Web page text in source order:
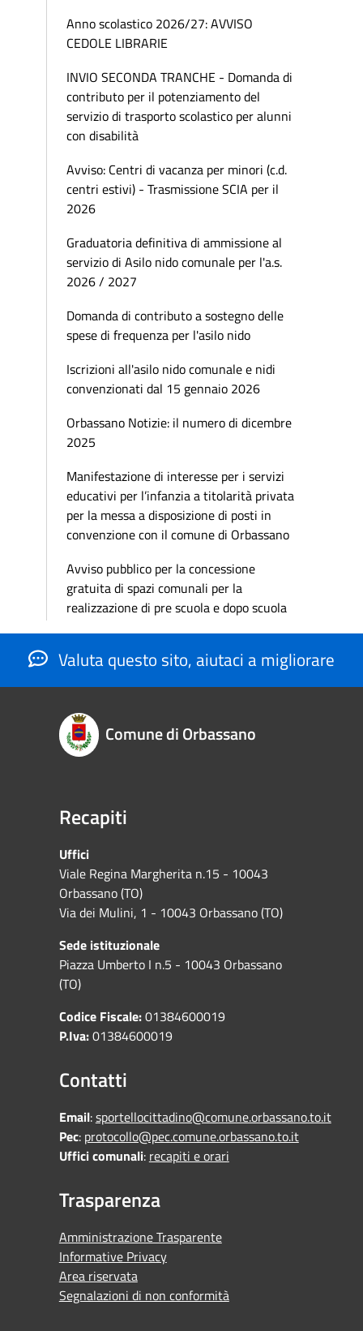
Anno scolastico 2026/27: AVVISO
CEDOLE LIBRARIE
INVIO SECONDA TRANCHE - Domanda di
contributo per il potenziamento del
servizio di trasporto scolastico per alunni
con disabilità
Avviso: Centri di vacanza per minori (c.d.
centri estivi) - Trasmissione SCIA per il
2026
Graduatoria definitiva di ammissione al
servizio di Asilo nido comunale per l'a.s.
2026 / 2027
Domanda di contributo a sostegno delle
spese di frequenza per l'asilo nido
Iscrizioni all'asilo nido comunale e nidi
convenzionati dal 15 gennaio 2026
Orbassano Notizie: il numero di dicembre
2025
Manifestazione di interesse per i servizi
educativi per l’infanzia a titolarità privata
per la messa a disposizione di posti in
convenzione con il comune di Orbassano
Avviso pubblico per la concessione
gratuita di spazi comunali per la
realizzazione di pre scuola e dopo scuola
Valuta questo sito, aiutaci a migliorare
Comune di Orbassano
Recapiti
Uffici
Viale Regina Margherita n.15 - 10043
Orbassano (TO)
Via dei Mulini, 1 - 10043 Orbassano (TO)
Sede istituzionale
Piazza Umberto I n.5 - 10043 Orbassano
(TO)
Codice Fiscale:01384600019
P.Iva:01384600019
Contatti
Email:sportellocittadino@comune.orbassano.to.it
Pec: protocollo@pec.comune.orbassano.to.it
Uffici comunali: recapiti e orari
Trasparenza
Amministrazione Trasparente
Informative Privacy
Area riservata
Segnalazioni di non conformità